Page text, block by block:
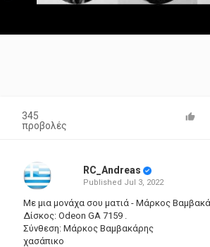
345
προβολές
RC_Andreas
Published Jul 3, 2022
Με μια μονάχα σου ματιά - Mάρκος
Δίσκος: Οdeon GA 7159 .
Σύνθεση: Mάρκος Βαμβακάρης
χασάπικο